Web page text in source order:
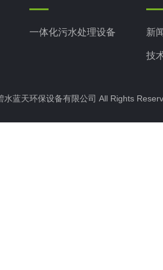
一体化污水处理设备 新
技
水蓝天环保设备有限公司 All Rights